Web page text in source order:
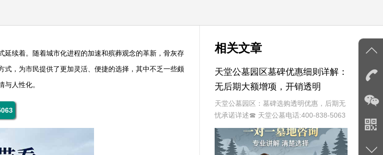
续着。随着城市化进程的加速和殡葬观念的革新，骨灰存
，为市民提供了更加灵活、便捷的选择，其中不乏一些颇
人性化。
相关文章
天堂公墓园区墓碑优惠细则详解：
无后期大额增项，开销透明
天堂公墓园区：墓碑选购透明优惠，后期无
忧承诺详述☎ 天堂公墓电话:400-838-5063
作为现代化殡葬服务基地的天堂公墓园区，
始终以提供便捷、透明、人性化的服务为己
任。在众多服务项目中，墓碑的选购